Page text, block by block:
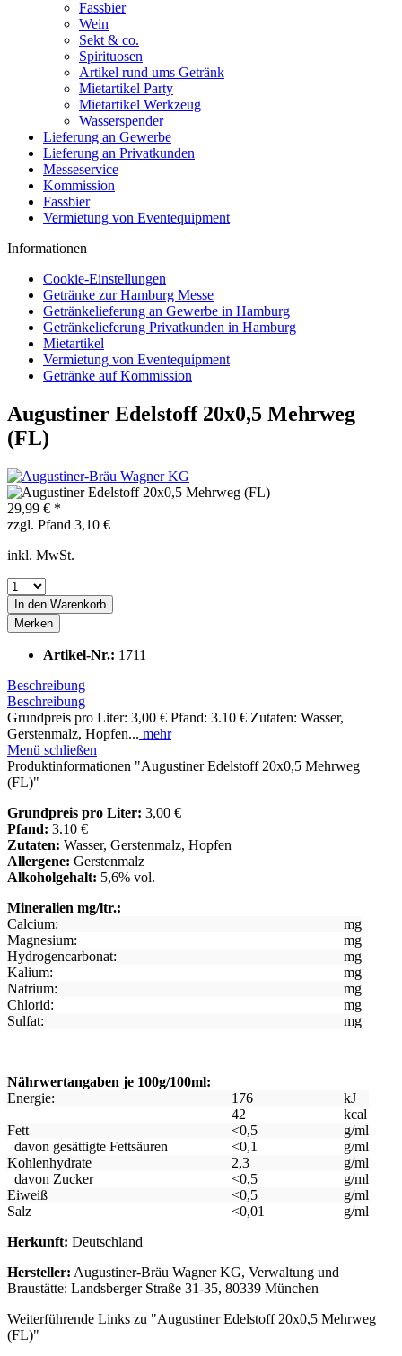
Fassbier
Wein
Sekt & co.
Spirituosen
Artikel rund ums Getränk
Mietartikel Party
Mietartikel Werkzeug
Wasserspender
Lieferung an Gewerbe
Lieferung an Privatkunden
Messeservice
Kommission
Fassbier
Vermietung von Eventequipment
Informationen
Cookie-Einstellungen
Getränke zur Hamburg Messe
Getränkelieferung an Gewerbe in Hamburg
Getränkelieferung Privatkunden in Hamburg
Mietartikel
Vermietung von Eventequipment
Getränke auf Kommission
Augustiner Edelstoff 20x0,5 Mehrweg
(FL)
29,99 € *
zzgl. Pfand 3,10 €
inkl. MwSt.
In den Warenkorb
Merken
Artikel-Nr.: 1711
Beschreibung
Beschreibung
Grundpreis pro Liter: 3,00 € Pfand: 3.10 € Zutaten: Wasser,
Gerstenmalz, Hopfen... mehr
Menü schließen
Produktinformationen "Augustiner Edelstoff 20x0,5 Mehrweg
(FL)"
Grundpreis pro Liter: 3,00 €
Pfand: 3.10 €
Zutaten: Wasser, Gerstenmalz, Hopfen
Allergene: Gerstenmalz
Alkoholgehalt: 5,6% vol.
Mineralien mg/ltr.:
Calcium:
mg
Magnesium:
mg
Hydrogencarbonat:
mg
Kalium:
mg
Natrium:
mg
Chlorid:
mg
Sulfat:
mg
Nährwertangaben je 100g/100ml:
Energie:
176
kJ
42
kcal
Fett
<0,5
g/ml
davon gesättigte Fettsäuren
<0,1
g/ml
Kohlenhydrate
2,3
g/ml
davon Zucker
<0,5
g/ml
Eiweiß
<0,5
g/ml
Salz
<0,01
g/ml
Herkunft: Deutschland
Hersteller: Augustiner-Bräu Wagner KG, Verwaltung und
Braustätte: Landsberger Straße 31-35, 80339 München
Weiterführende Links zu "Augustiner Edelstoff 20x0,5 Mehrweg
(FL)"